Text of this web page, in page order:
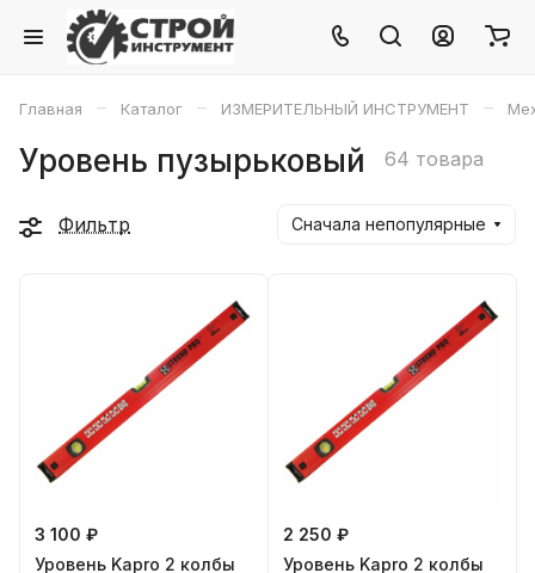
Главная – Каталог – ИЗМЕРИТЕЛЬНЫЙ ИНСТРУМЕНТ –
Уровень пузырьковый 64 товара
Фильтр Сначала непопулярные
3 100 ₽
Уровень Kapro 2 колбы
2 250 ₽
Уровень Kapro 2 колбы